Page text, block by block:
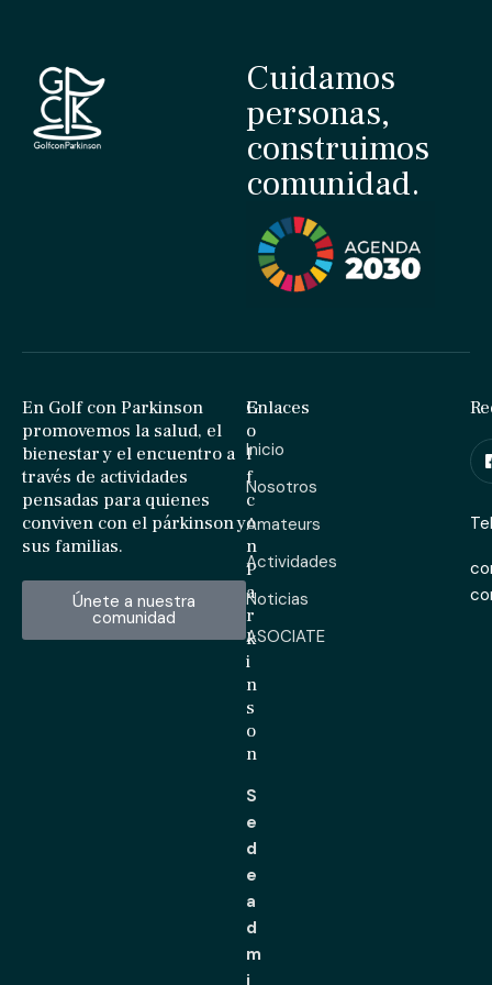
Cuidamos
personas,
construimos
comunidad.
En Golf con Parkinson
promovemos la salud, el
bienestar y el encuentro a
través de actividades
pensadas para quienes
conviven con el párkinson y
sus familias.
Únete a nuestra
comunidad
G
o
l
f
c
o
n
P
a
r
k
i
n
s
o
n
S
e
d
e
a
d
m
Enlaces
Inicio
Nosotros
Amateurs
Actividades
Noticias
ASOCIATE